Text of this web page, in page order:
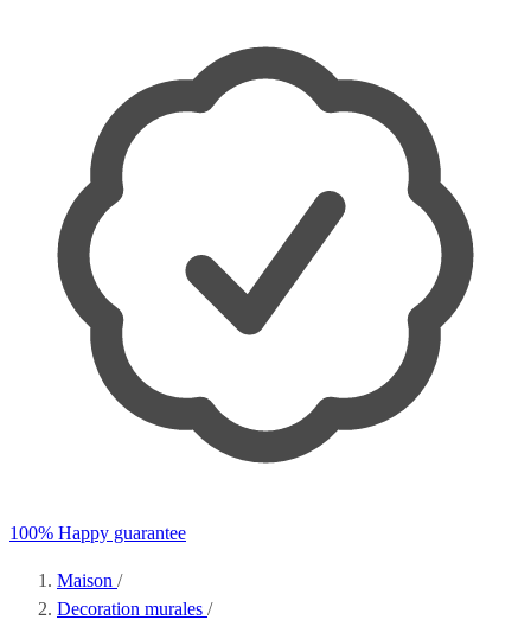
100% Happy guarantee
Maison /
Decoration murales /